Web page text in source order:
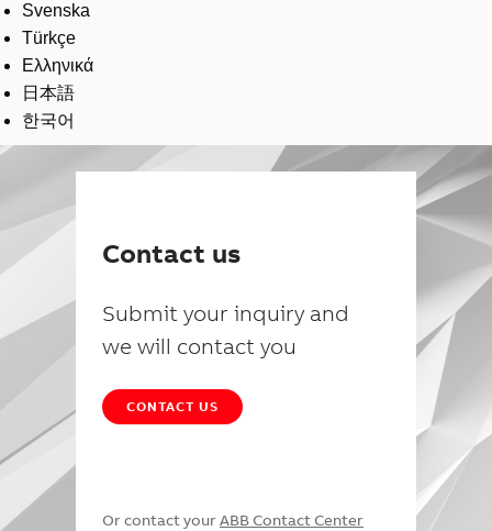
Svenska
Türkçe
Ελληνικά
日本語
한국어
Contact us
Submit your inquiry and
we will contact you
CONTACT US
Or contact your ABB Contact Center